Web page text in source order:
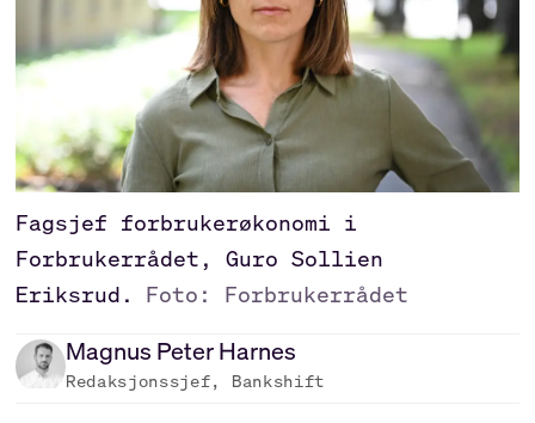
Fagsjef forbrukerøkonomi i
Forbrukerrådet, Guro Sollien
Eriksrud.
Foto: Forbrukerrådet
Magnus PeterHarnes
Redaksjonssjef, Bankshift